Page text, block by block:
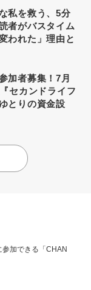
私を救う、5分
者がバスタイム
われた」理由と
加者募集！7月
セカンドライフ
とりの資金設
参加できる「CHAN